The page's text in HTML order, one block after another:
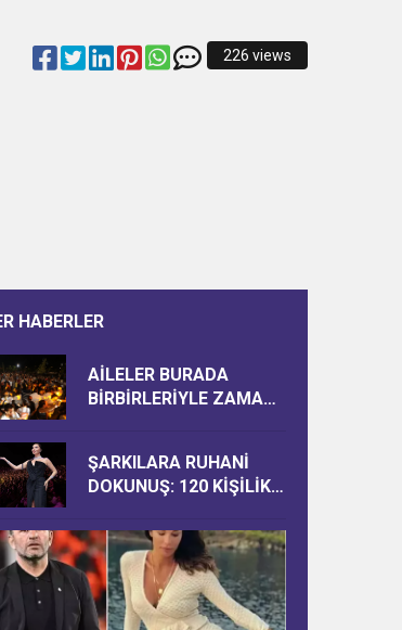
226 views
HABERLER
AİLELER BURADA
BİRBİRLERİYLE ZAMAN
ŞARKILARA RUHANİ
DOKUNUŞ: 120 KİŞİLİK